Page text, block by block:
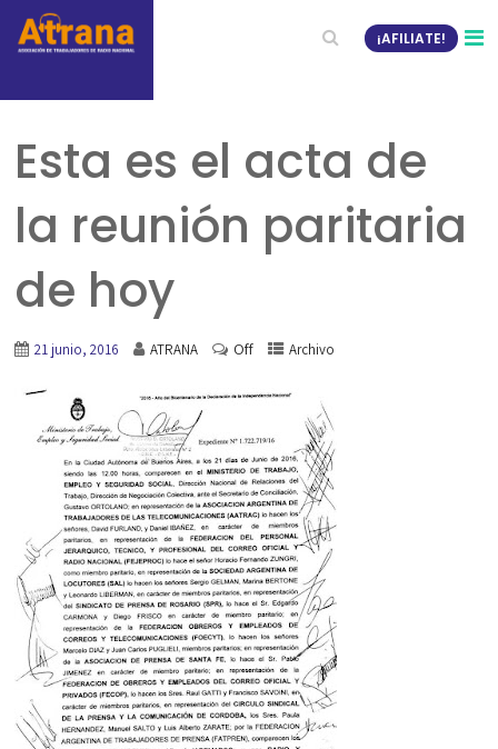
¡AFILIATE!
Esta es el acta de
la reunión paritaria
de hoy
21 junio, 2016 ATRANA Off Archivo